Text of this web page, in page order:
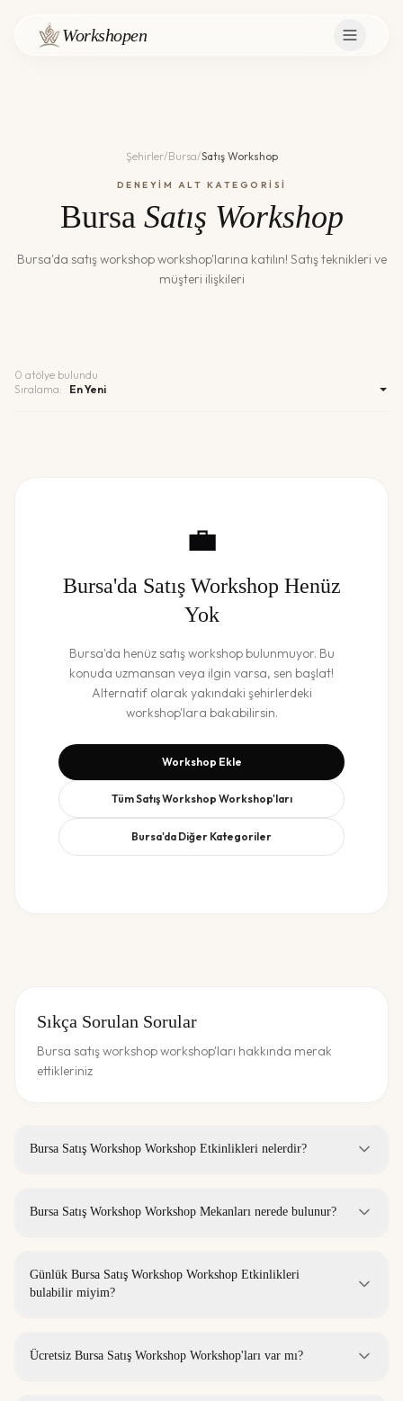
Workshopen
Şehirler/Bursa/Satış Workshop
DENEYİM ALT KATEGORİSİ
Bursa Satış Workshop
Bursa'da satış workshopworkshop'larına katılın! Satış teknikleri ve
müşteri ilişkileri
0 atölye bulundu
Sıralama:
💼
Bursa'da Satış Workshop Henüz
Yok
Bursa'da henüzsatış workshopbulunmuyor. Bu
konuda uzmansan veya ilgin varsa, sen başlat!
Alternatif olarak yakındaki şehirlerdeki
workshop'lara bakabilirsin.
Workshop Ekle
TümSatış Workshop Workshop'ları
Bursa'da Diğer Kategoriler
Sıkça Sorulan Sorular
Bursa satış workshop workshop'ları hakkında merak
ettikleriniz
Bursa Satış Workshop Workshop Etkinlikleri nelerdir?
Bursa Satış Workshop Workshop Mekanları nerede bulunur?
Günlük Bursa Satış Workshop Workshop Etkinlikleri
bulabilir miyim?
Ücretsiz Bursa Satış Workshop Workshop'ları var mı?